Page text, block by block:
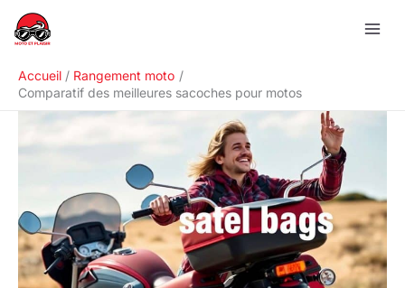
Accueil
Rangement moto
Comparatif des meilleures sacoches pour motos
R
e
h
e
e
r